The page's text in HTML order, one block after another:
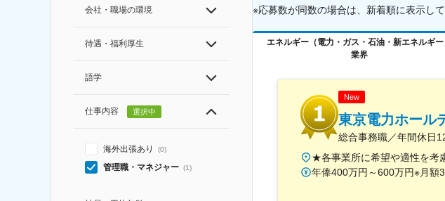
会社・職場の環境
待遇・福利厚生
語学
仕事内容 選択中
海外出張あり (0)
管理職・マネジャー (1)
※応募数が同数の場合は、新着順に表示して
エネルギー（電力・ガス・石油・新エネルギー
業界
New
東京電力ホール
総合事務職／年間休日
年俸400万円～600万円※月額